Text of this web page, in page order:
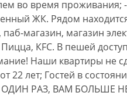
во время проживания;
ЖК. Рядом
магазин, магазин
КFС. В пешей
Наши квартиры не
22 лет; Гостей в
ОДИН РАЗ, ВАМ БОЛЬШЕ